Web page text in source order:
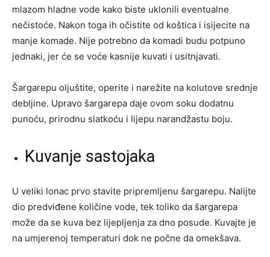
mlazom hladne vode kako biste uklonili eventualne
nečistoće. Nakon toga ih očistite od koštica i isijecite na
manje komade. Nije potrebno da komadi budu potpuno
jednaki, jer će se voće kasnije kuvati i usitnjavati.
Šargarepu oljuštite, operite i narežite na kolutove srednje
debljine. Upravo šargarepa daje ovom soku dodatnu
punoću, prirodnu slatkoću i lijepu narandžastu boju.
Kuvanje sastojaka
U veliki lonac prvo stavite pripremljenu šargarepu. Nalijte
dio predviđene količine vode, tek toliko da šargarepa
može da se kuva bez lijepljenja za dno posude. Kuvajte je
na umjerenoj temperaturi dok ne počne da omekšava.